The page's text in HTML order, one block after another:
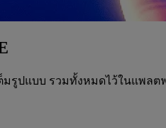
ต็มรูปแบบ รวมทั้งหมดไว้ในแพลต